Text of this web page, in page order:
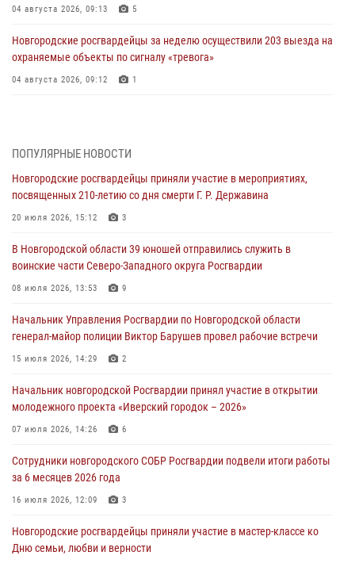
04 августа 2026, 09:13 5
Новгородские росгвардейцы за неделю осуществили 203 выезда на
охраняемые объекты по сигналу «тревога»
04 августа 2026, 09:12 1
В Великом Новгороде сотрудники центра лицензионно-
разрешительной работы Росгвардии провели телефонную «горячую
30 июля 2026, 14:36 1
Новгородские росгвардейцы рассказали о службе детям из летнего
30 июля 2026, 08:40 5
Новгородские росгвардейцы задержали мужчину
Телесюжет в программе "Новгородское областное телевидение.
Новости часа." от 29 июля 2026 года. Новгородские призывники
29 июля 2026, 12:54 1
ПОПУЛЯРНЫЕ НОВОСТИ
Новгородские росгвардейцы приняли участие в мероприятиях,
посвященных 210-летию со дня смерти Г. Р. Державина
20 июля 2026, 15:12 3
В Новгородской области 39 юношей отправились служить в
воинские части Северо-Западного округа Росгвардии
08 июля 2026, 13:53 9
Начальник Управления Росгвардии по Новгородской области
генерал-майор полиции Виктор Барушев провел рабочие встречи
15 июля 2026, 14:29 2
Начальник новгородской Росгвардии принял участие в открытии
молодежного проекта «Иверский городок – 2026»
07 июля 2026, 14:26 6
Сотрудники новгородского СОБР Росгвардии подвели итоги работы
за 6 месяцев 2026 года
16 июля 2026, 12:09 3
Новгородские росгвардейцы приняли участие в мастер-классе ко
Дню семьи, любви и верности